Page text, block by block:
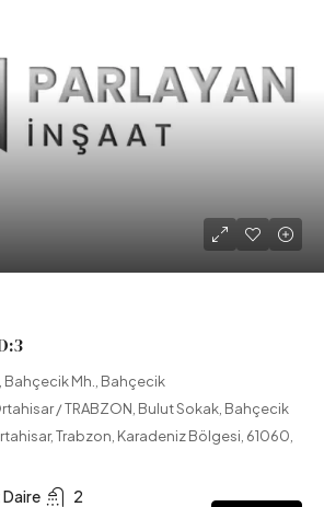
Bahçecik Mh., Bahçecik
/ TRABZON, Bulut Sokak, Bahçecik
Trabzon, Karadeniz Bölgesi, 61060,
2